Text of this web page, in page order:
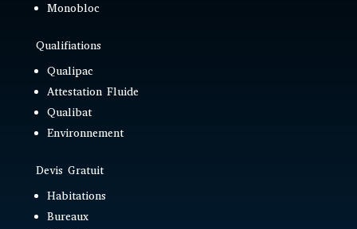
Monobloc
Qualifiations
Qualipac
Attestation Fluide
Qualibat
Environnement
Devis Gratuit
Habitations
Bureaux